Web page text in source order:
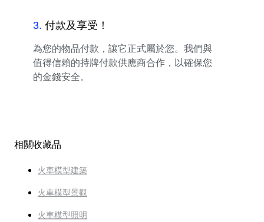
3. 付款及享受！
為您的物品付款，讓它正式屬於您。我們與
值得信賴的持牌付款供應商合作，以確保您
的金錢安全。
相關收藏品
火車模型建築
火車模型景觀
火車模型照明